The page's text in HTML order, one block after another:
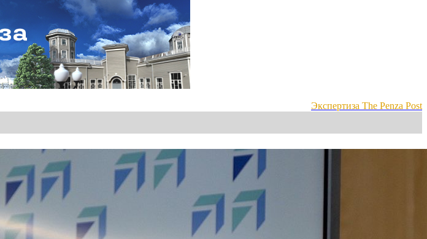
Экспертиза The Penza Post